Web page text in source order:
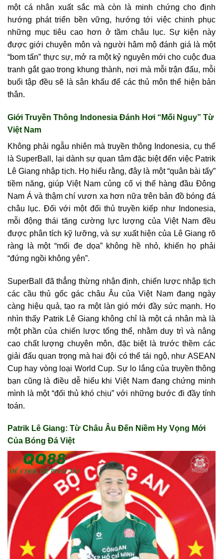
một cá nhân xuất sắc mà còn là minh chứng cho định
hướng phát triển bền vững, hướng tới việc chinh phục
những mục tiêu cao hơn ở tầm châu lục. Sự kiện này
được giới chuyên môn và người hâm mộ đánh giá là một
“bom tấn” thực sự, mở ra một kỷ nguyên mới cho cuộc đua
tranh gắt gao trong khung thành, nơi mà mỗi trận đấu, mỗi
buổi tập đều sẽ là sân khấu để các thủ môn thể hiện bản
thân.
Giới Truyền Thông Indonesia Đánh Hơi “Mối Nguy” Từ
Việt Nam
Không phải ngẫu nhiên mà truyền thông Indonesia, cụ thể
là SuperBall, lại dành sự quan tâm đặc biệt đến việc Patrik
Lê Giang nhập tịch. Họ hiểu rằng, đây là một “quân bài tẩy”
tiềm năng, giúp Việt Nam củng cố vị thế hàng đầu Đông
Nam Á và thậm chí vươn xa hơn nữa trên bản đồ bóng đá
châu lục. Đối với một đối thủ truyền kiếp như Indonesia,
mỗi động thái tăng cường lực lượng của Việt Nam đều
được phân tích kỹ lưỡng, và sự xuất hiện của Lê Giang rõ
ràng là một “mối đe dọa” không hề nhỏ, khiến họ phải
“đứng ngồi không yên”.
SuperBall đã thẳng thừng nhận định, chiến lược nhập tịch
các cầu thủ gốc gác châu Âu của Việt Nam đang ngày
càng hiệu quả, tạo ra một làn gió mới đầy sức mạnh. Họ
nhìn thấy Patrik Lê Giang không chỉ là một cá nhân mà là
một phần của chiến lược tổng thể, nhằm duy trì và nâng
cao chất lượng chuyên môn, đặc biệt là trước thềm các
giải đấu quan trọng mà hai đội có thể tái ngộ, như ASEAN
Cup hay vòng loại World Cup. Sự lo lắng của truyền thông
bạn cũng là điều dễ hiểu khi Việt Nam đang chứng minh
mình là một “đối thủ khó chịu” với những bước đi đầy tính
toán.
Patrik Lê Giang: Từ Châu Âu Đến Niềm Hy Vọng Mới
Của Bóng Đá Việt